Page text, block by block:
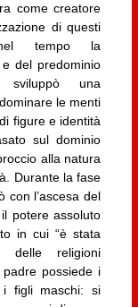
come creatore
di questi
nel tempo la
e del predominio
sviluppò una
le menti
figure e identità
sul dominio
alla natura
Durante la fase
con l’ascesa del
potere assoluto
in cui “è stata
delle religioni
padre possiede i
figli maschi: si